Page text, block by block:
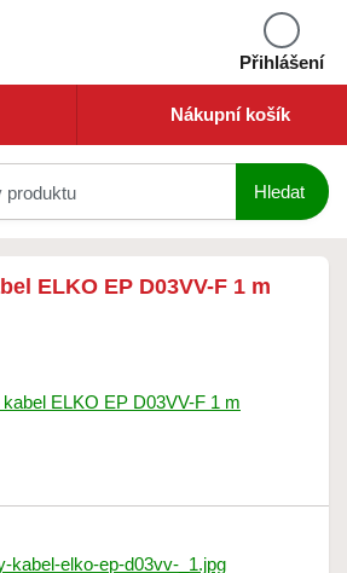
Přihlášení
Nákupní košík
ELKO EP D03VV-F 1 m